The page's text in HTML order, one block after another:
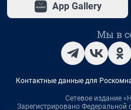
App Gallery
Мы в
Контактные данные для
Сетевое издание
Зарегистрировано Федеральной